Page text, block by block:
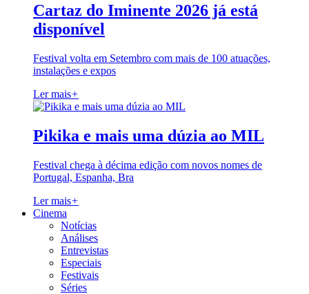
Cartaz do Iminente 2026 já está
disponível
Festival volta em Setembro com mais de 100 atuações,
instalações e expos
Ler mais+
Pikika e mais uma dúzia ao MIL
Festival chega à décima edição com novos nomes de
Portugal, Espanha, Bra
Ler mais+
Cinema
Notícias
Análises
Entrevistas
Especiais
Festivais
Séries